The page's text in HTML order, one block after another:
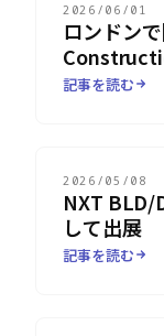
2026/06/01
ロンドン
記事を読む
2026/05/08
NXT BLD/
して出展
記事を読む